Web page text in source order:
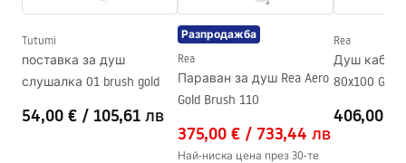
Регулиране на налягането
Да
Система Anti-Calc
PVD
Разстояние между
150mm
Инструкции за монтаж
shower_set.pdf
Tutumi
поставка за душ
слушалка 01 brush gold
54,00 € / 105,61 лв
Разпродажба
Rea
Параван за душ Rea Aero
Gold Brush 110
375,00 € / 733,44 лв
Най-ниска цена през 30-те
Rea
Душ
80x100 Gold
406,00 €